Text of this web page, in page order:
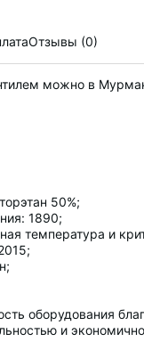
Отзывы (0)
можно в
50%;
1890;
температура и
оборудования
и